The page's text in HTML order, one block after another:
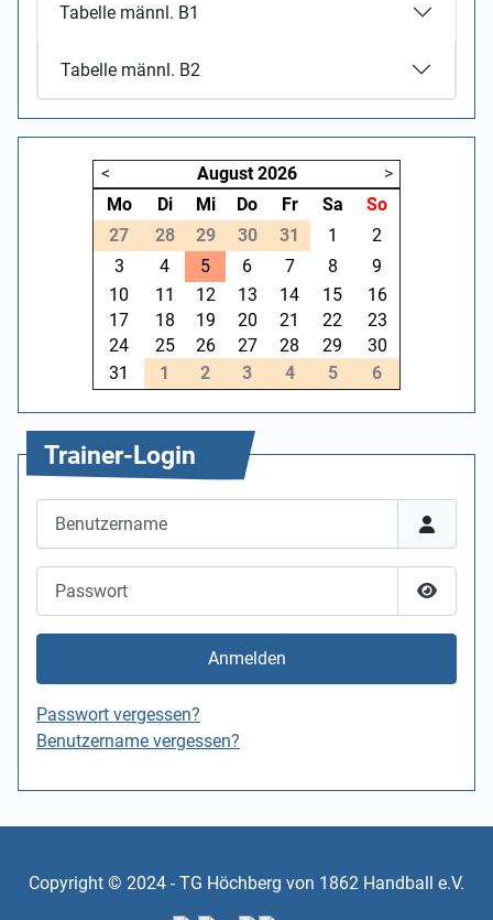
Tabelle männl. B1
Tabelle männl. B2
< August 2026
>
Mo
Di Mi Do Fr Sa
So
27
28 29 30 31 1
2
3
4 5 6 7 8
9
10
11 12 13 14 15
16
17
18 19 20 21 22
23
24
25 26 27 28 29
30
31
1 2 3 4 5 6
Trainer-Login
Anmelden
Passwort vergessen?
Benutzername vergessen?
Copyright © 2024 - TG Höchberg von 1862 Handball e.V.